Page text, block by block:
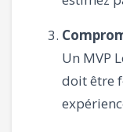
Un MVP
doit être